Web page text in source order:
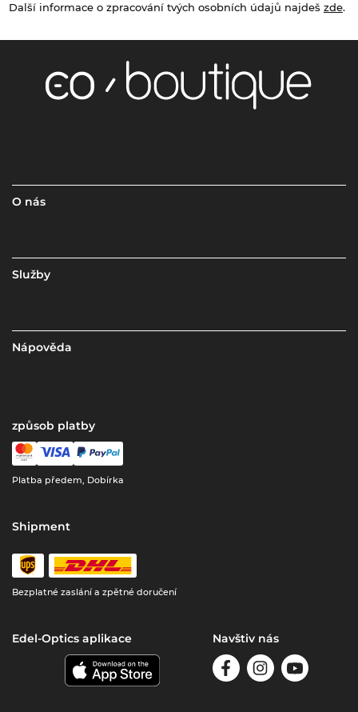
Další informace o zpracování tvých osobních údajů najdeš zde.
O nás
Služby
Nápověda
způsob platby
Platba předem, Dobírka
Shipment
Bezplatné zaslání a zpětné doručení
Edel-Optics aplikace Navštiv nás